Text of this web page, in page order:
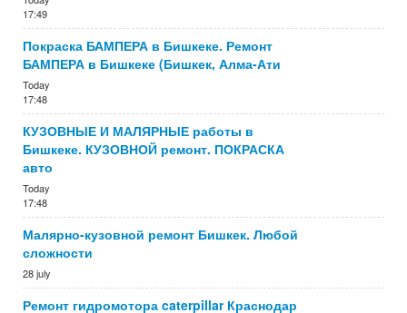
17:49
Покраска БАМПЕРА в Бишкеке. Ремонт
БАМПЕРА в Бишкеке (Бишкек, Алма-Ати
Today
17:48
КУЗОВНЫЕ И МАЛЯРНЫЕ работы в
Бишкеке. КУЗОВНОЙ ремонт. ПОКРАСКА
авто
Today
17:48
Малярно-кузовной ремонт Бишкек. Любой
сложности
28 july
Ремонт гидромотора caterpillar Краснодар